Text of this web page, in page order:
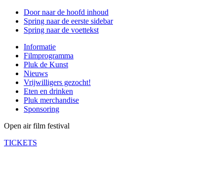
Door naar de hoofd inhoud
Spring naar de eerste sidebar
Spring naar de voettekst
Informatie
Filmprogramma
Pluk de Kunst
Nieuws
Vrijwilligers gezocht!
Eten en drinken
Pluk merchandise
Sponsoring
Open air film festival
TICKETS